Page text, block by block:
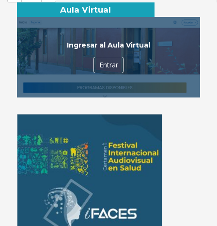
Aula Virtual
Ingresar al Aula Virtual
Entrar